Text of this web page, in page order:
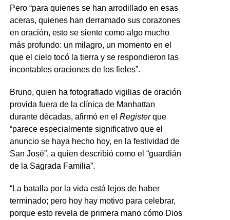
Pero “para quienes se han arrodillado en esas
aceras, quienes han derramado sus corazones
en oración, esto se siente como algo mucho
más profundo: un milagro, un momento en el
que el cielo tocó la tierra y se respondieron las
incontables oraciones de los fieles”.
Bruno, quien ha fotografiado vigilias de oración
provida fuera de la clínica de Manhattan
durante décadas, afirmó en el Registerque
“parece especialmente significativo que el
anuncio se haya hecho hoy, en la festividad de
San José”, a quien describió como el “guardián
de la Sagrada Familia”.
“La batalla por la vida está lejos de haber
terminado; pero hoy hay motivo para celebrar,
porque esto revela de primera mano cómo Dios